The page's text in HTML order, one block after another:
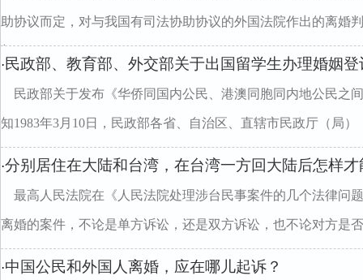
助协议而定，对与我国有司法协助协议的外国法院作出的离婚
与
· 民政部、教育部、外交部关于出国留学生办理婚姻
民政部关于发布《华侨同国内公民、港澳同胞同内地公民之
知1983年3月10日，民政部各省、自治区、直辖市民政厅（局
·分别居住在大陆和台湾，在台湾一方回大陆后怎样才
最高人民法院在《人民法院处理涉台民事案件的几个法律问
离婚的案件，不论是单方诉讼，还是双方诉讼，也不论对方是
·中国公民和外国人离婚，应在哪儿起诉？